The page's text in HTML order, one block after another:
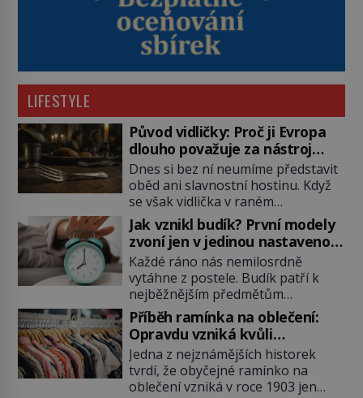
LIFESTYLE
Původ vidličky: Proč ji Evropa
dlouho považuje za nástroj
samotného satana?
Dnes si bez ní neumíme představit
oběd ani slavnostní hostinu. Když
se však vidlička v raném
středověku objevuje na evropských
stolech, vzbuzuje pohoršení,
posměch i strach. Mnozí duchovní ji
označují za projev pýchy a
zbytečného přepychu, někteří
dokonce za nástroj ďábla. Trvá
téměř sedm století, než se z
opovrhovaného předmětu stává
nepostradatelná součást stolování.
První […]
Jak vznikl budík? První modely
zvoní jen v jedinou nastavenou
hodinu
Každé ráno nás nemilosrdně
vytáhne z postele. Budík patří k
nejběžnějším předmětům
domácnosti, jeho cesta k dnešní
podobě je ale překvapivě dlouhá.
První lidé se probouzejí podle
slunce, kohoutů nebo kostelních
zvonů. Když se konečně objeví
první skutečný mechanický budík,
Příběh ramínka na oblečení:
Opravdu vzniká kvůli
zapomenutému kabátu?
Jedna z nejznámějších historek
tvrdí, že obyčejné ramínko na
oblečení vzniká v roce 1903 jen